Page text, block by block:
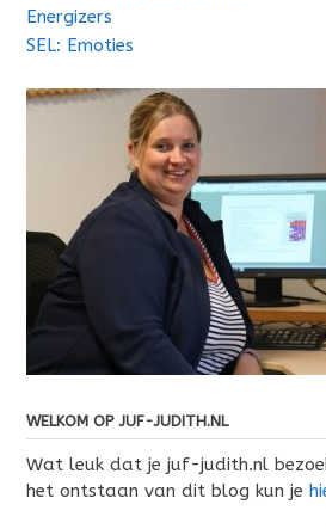
Energizers
SEL: Emoties
WELKOM OP JUF-JUDITH.NL
Wat leuk dat je juf-judith.nl
het ontstaan van dit blog kun je